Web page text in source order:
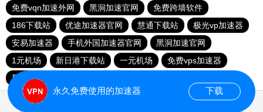
免费vqn加速外网
黑洞加速官网
免费跨墙软件
186下载站
优途加速器官网 慧通下载站
极光vp加速器
安易加速器
手机外国加速器官网
黑洞加速官网
1元机场
新日港下载站 一元机场
免费vps加速器
黑洞加速
永久免费使用的加速器 下载